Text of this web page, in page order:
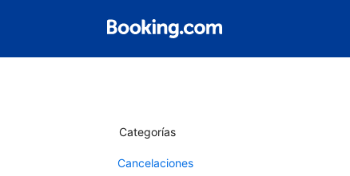
Categorías
Cancelaciones